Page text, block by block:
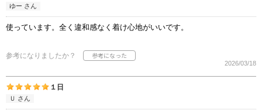
ゆー さん
使っています。全く違和感なく着け心地がいいです。
参考になりましたか？
2026/03/18
１日
Ｕ さん